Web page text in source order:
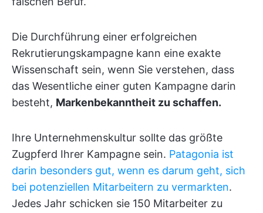
Die Durchführung einer erfolgreichen
Rekrutierungskampagne kann eine exakte
Wissenschaft sein, wenn Sie verstehen, dass
das Wesentliche einer guten Kampagne darin
besteht, Markenbekanntheit zu schaffen.
Ihre Unternehmenskultur sollte das größte
Zugpferd Ihrer Kampagne sein. Patagonia ist
darin besonders gut, wenn es darum geht, sich
bei potenziellen Mitarbeitern zu vermarkten.
Jedes Jahr schicken sie 150 Mitarbeiter zu